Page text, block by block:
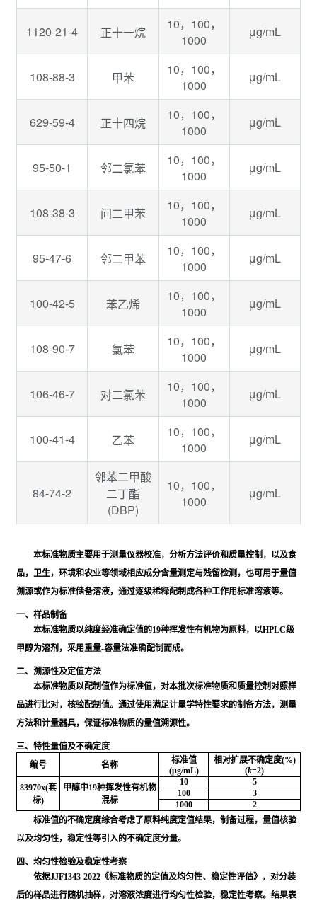
1120-21-4 正十一烷
10，100，
1000
μg/mL
108-88-3 甲苯
10，100，
1000
μg/mL
629-59-4 正十四烷
10，100，
1000
μg/mL
95-50-1 邻二氯苯
10，100，
1000
μg/mL
108-38-3 间二甲苯
10，100，
1000
μg/mL
95-47-6 邻二甲苯
10，100，
1000
μg/mL
100-42-5 苯乙烯
10，100，
1000
μg/mL
108-90-7 氯苯
10，100，
1000
μg/mL
106-46-7 对二氯苯
10，100，
1000
μg/mL
100-41-4 乙苯
10，100，
1000
μg/mL
84-74-2
邻苯二甲酸
二丁酯
(DBP)
10，100，
1000
μg/mL
本标准物质主要用于测量仪器校准，分析方法评价和质量控制，以及食
品，卫生，环境和农业等领域相应成分含量测定与残留检测，也可用于量值
溯源或作为标准储备溶液，通过逐级稀释配制成各种工作用标准溶液等。
一、样品制备
本标准物质以纯度经准确定值的19种挥发性有机物为原料，以HPLC级
甲醇为溶剂，采用重量-容量法准确配制而成。
二、溯源性及定值方法
本标准物质以配制值作为标准值，对本批次标准物质和质量控制对照样
品进⾏⽐对，核验配制值。通过使⽤满⾜计量学特性要求的制备⽅法，测量
⽅法和计量器具，保证标准物质的量值溯源性。
三、特性量值及不确定度
编号
名称
标准值
(μg/mL)
相对扩展不确定度(%)
(k=2)
83970x(套
标)
甲醇中19种挥发性有机物
混标
10
5
100
3
1000
2
标准值的不确定度综合考虑了原料纯度定值结果，制备过程，量值核验
以及均匀性，稳定性等引入的不确定度分量。
四、均匀性检验及稳定性考察
依据JJF1343-2022《标准物质的定值及均匀性、稳定性评估》，对分装
后的样品进行随机抽样，对溶液浓度进行均匀性检验，稳定性考察。结果表